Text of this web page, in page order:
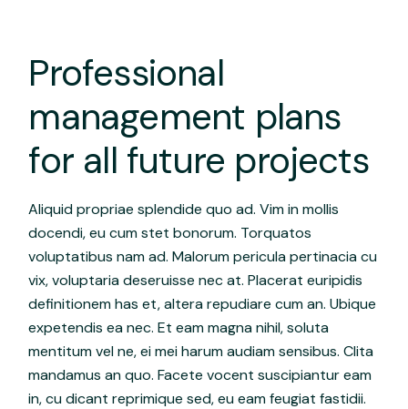
Professional
management plans
for all future projects
Aliquid propriae splendide quo ad. Vim in mollis
docendi, eu cum stet bonorum. Torquatos
voluptatibus nam ad. Malorum pericula pertinacia cu
vix, voluptaria deseruisse nec at. Placerat euripidis
definitionem has et, altera repudiare cum an. Ubique
expetendis ea nec. Et eam magna nihil, soluta
mentitum vel ne, ei mei harum audiam sensibus. Clita
mandamus an quo. Facete vocent suscipiantur eam
in, cu dicant reprimique sed, eu eam feugiat fastidii.